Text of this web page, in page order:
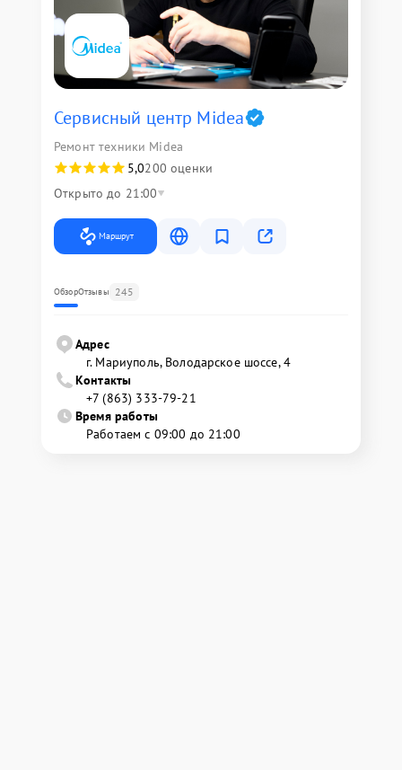
Сервисный центр Midea
Ремонт техники Midea
5,0200 оценки
Открыто до 21:00
Маршрут
ОбзорОтзывы 245
Адрес
г. Мариуполь, Володарское шоссе, 4
Контакты
+7 (863) 333-79-21
Время работы
Работаем с 09:00 до 21:00